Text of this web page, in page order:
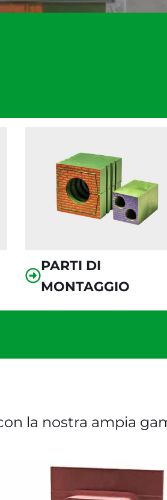
PARTI DI
MONTAGGIO
la nostra ampia